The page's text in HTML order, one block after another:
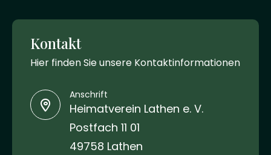
Kontakt
Hier finden Sie unsere Kontaktinformationen
Anschrift
Heimatverein Lathen e. V.
Postfach 11 01
49758 Lathen